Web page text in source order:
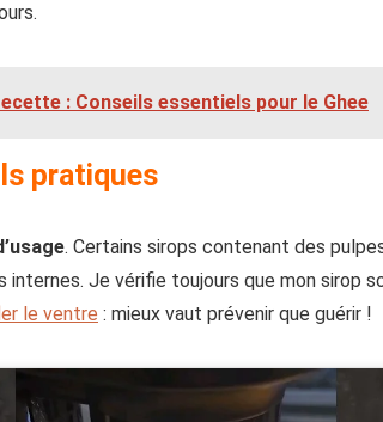
: Conseils essentiels pour le Ghee
pratiques
. Certains sirops contenant des
Je vérifie toujours que mon sirop
le ventre : mieux vaut prévenir que guérir !